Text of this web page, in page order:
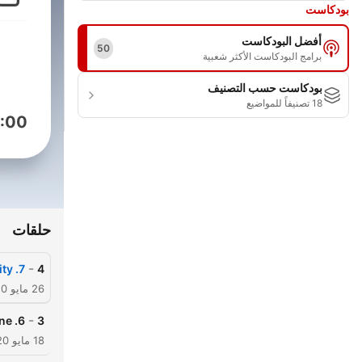
بودكاست
أفضل البودكاست
برامج البودكاست الأكثر شعبية
50
بودكاست حسب التصنيف
18 تصنيفاً للمواضيع
حلقات
4
-
7. Attack From The Deep/ The Water Flowers Of Cerulean City
26 مايو 2020
3
-
6. First Duel/Clefairy And The Moon Stone
18 مايو 2020